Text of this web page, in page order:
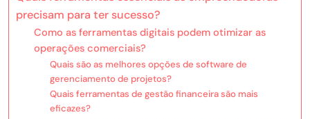
precisam para ter sucesso?
Como as ferramentas digitais podem otimizar as
operações comerciais?
Quais são as melhores opções de software de
gerenciamento de projetos?
Quais ferramentas de gestão financeira são mais
eficazes?